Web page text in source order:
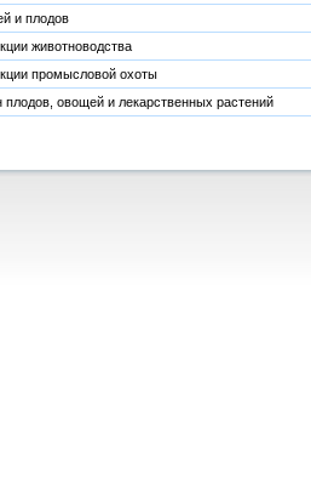
и плодов
животноводства
промысловой охоты
плодов, овощей и лекарственных растений